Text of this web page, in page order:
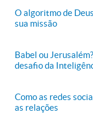
O algoritmo de
sua missão
Babel ou
desafio da
Como as redes
as relações